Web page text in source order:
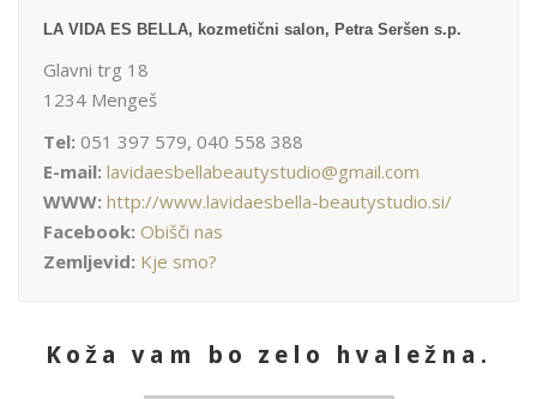
LA VIDA ES BELLA, kozmetični salon, Petra Seršen s.p.
Glavni trg 18
1234 Mengeš
Tel: 051 397 579, 040 558 388
E-mail: lavidaesbellabeautystudio@gmail.com
WWW: http://www.lavidaesbella-beautystudio.si/
Facebook: Obišči nas
Zemljevid: Kje smo?
Koža vam bo zelo hvaležna.